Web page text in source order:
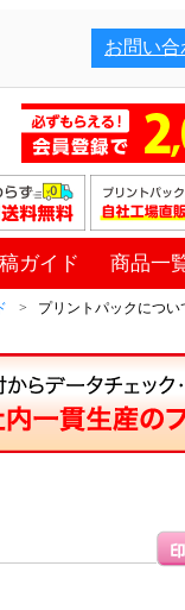
お問い合
ガイド 商品一
プリントパックについ